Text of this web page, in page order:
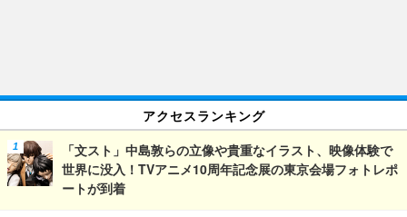
アクセスランキング
「文スト」中島敦らの立像や貴重なイラスト、映像体験で
世界に没入！TVアニメ10周年記念展の東京会場フォトレポ
ートが到着